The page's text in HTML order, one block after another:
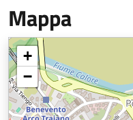
Mappa
+
−